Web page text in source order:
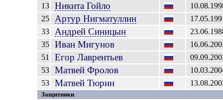
13
Никита Гойло
25
Артур Нигматуллин
33
Андрей Синицын
35
Иван Мигунов
51
Егор Лаврентьев
53
Матвей Фролов
53
Матвей Тюрин
Защитники